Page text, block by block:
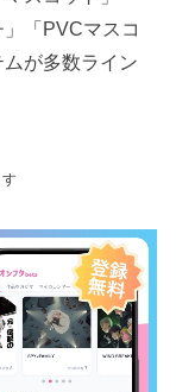
「PVCマスコ
が多数ライン
す